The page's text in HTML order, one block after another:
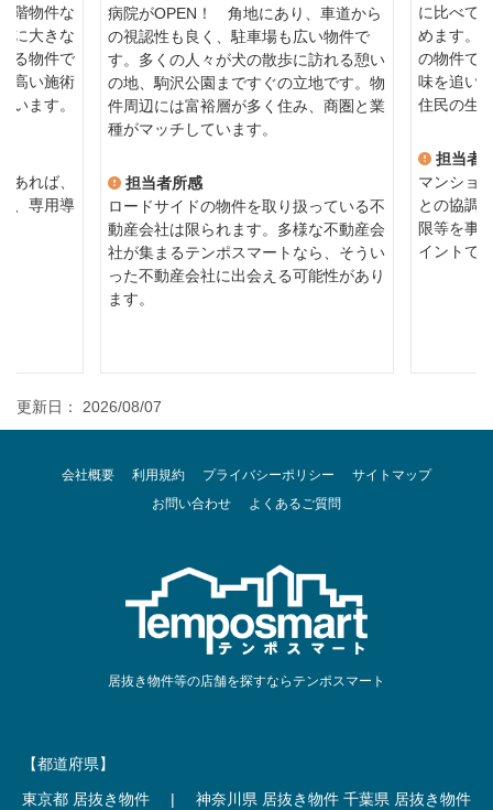
病院がOPEN！ 角地にあり、車道から
の視認性も良く、駐車場も広い物件で
す。多くの人々が犬の散歩に訪れる憩い
の地、駒沢公園まですぐの立地です。物
件周辺には富裕層が多く住み、商圏と業
種がマッチしています。
担当者所感
ロードサイドの物件を取り扱っている不
動産会社は限られます。多様な不動産会
社が集まるテンポスマートなら、そうい
った不動産会社に出会える可能性があり
ます。
に比べて
めます。
の物件で
味を追い
住民の生
担当者
マンショ
との協調
限等を事
イントで
階物件な
に大きな
る物件で
高い施術
います。
あれば、
、専用導
更新日： 2026/08/07
会社概要 利用規約 プライバシーポリシー
サイトマップ
お問い合わせ
よくあるご質問
居抜き物件等の店舗を探すならテンポスマート
【都道府県】
東京都 居抜き物件
| 神奈川県 居抜き物件 千葉県 居抜き物件